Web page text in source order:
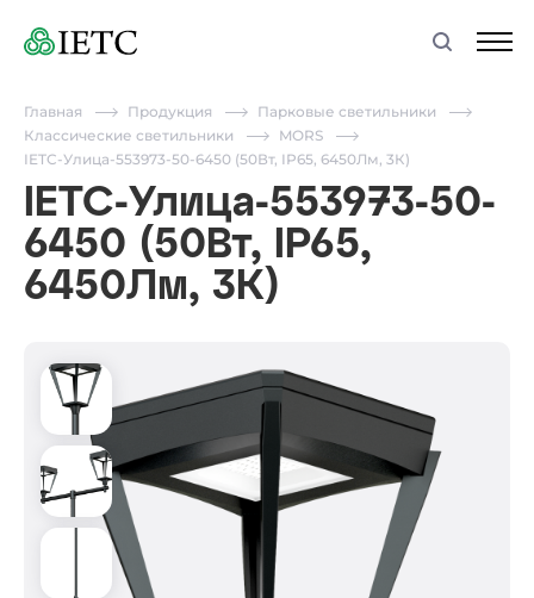
Главная Продукция
Парковые светильники
Классические светильники
MORS
IETC-Улица-553973-50-6450 (50Вт, IP65, 6450Лм, 3К)
IETC-Улица-553973-50-
6450 (50Вт, IP65,
6450Лм, 3К)